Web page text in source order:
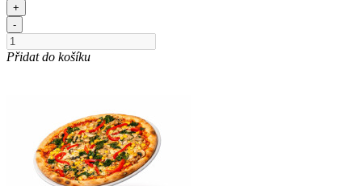
+
-
Přidat do košíku